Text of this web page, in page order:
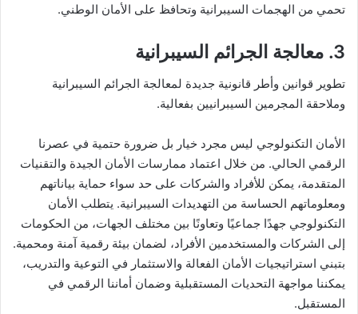
تحمي من الهجمات السيبرانية وتحافظ على الأمان الوطني.
3. معالجة الجرائم السيبرانية
تطوير قوانين وأطر قانونية جديدة لمعالجة الجرائم السيبرانية
وملاحقة المجرمين السيبرانيين بفعالية.
الأمان التكنولوجي ليس مجرد خيار بل ضرورة حتمية في عصرنا
الرقمي الحالي. من خلال اعتماد ممارسات الأمان الجيدة والتقنيات
المتقدمة، يمكن للأفراد والشركات على حد سواء حماية بياناتهم
ومعلوماتهم الحساسة من التهديدات السيبرانية. يتطلب الأمان
التكنولوجي جهدًا جماعيًا وتعاونًا بين مختلف الجهات، من الحكومات
إلى الشركات والمستخدمين الأفراد، لضمان بيئة رقمية آمنة ومحمية.
بتبني استراتيجيات الأمان الفعالة والاستثمار في التوعية والتدريب،
يمكننا مواجهة التحديات المستقبلية وضمان أماننا الرقمي في
المستقبل.